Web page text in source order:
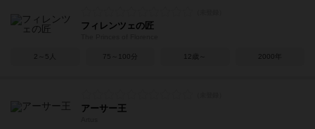
フィレンツェの匠
2～5人 75～100分 12歳～ 2000年
アーサー王